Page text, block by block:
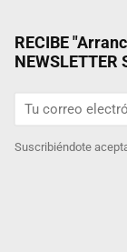
RECIBE
NEWSLETTER
Suscribiéndote